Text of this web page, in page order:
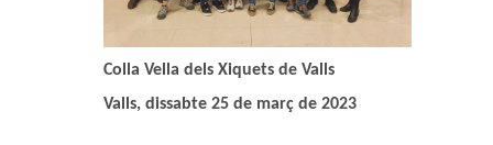
Colla Vella dels Xiquets de Valls
Valls, dissabte 25 de març de 2023